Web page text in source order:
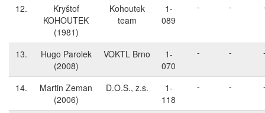
12.
Kryštof
KOHOUTEK
(1981)
Kohoutek
team
1-
089
- -
13.
Hugo Parolek
(2008)
VOKTL Brno
1-
070
- -
14.
Martin Zeman
(2006)
D.O.S., z.s.
1-
118
- -